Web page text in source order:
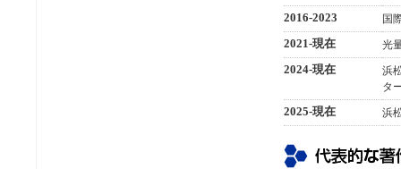
2016-2023 国
2021-現在 光
2024-現在
浜
タ
2025-現在 浜